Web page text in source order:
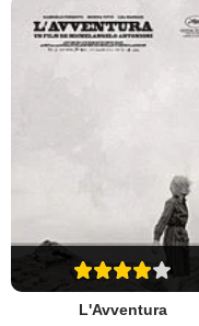
L'Avventura